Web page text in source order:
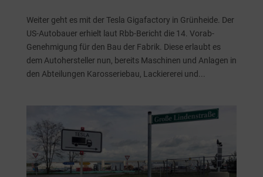
Weiter geht es mit der Tesla Gigafactory in Grünheide. Der
US-Autobauer erhielt laut Rbb-Bericht die 14. Vorab-
Genehmigung für den Bau der Fabrik. Diese erlaubt es
dem Autohersteller nun, bereits Maschinen und Anlagen in
den Abteilungen Karosseriebau, Lackiererei und...